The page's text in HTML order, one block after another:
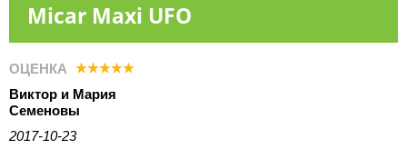
Micar Maxi UFO
ОЦЕНКА
Виктор и Мария
Семеновы
2017-10-23